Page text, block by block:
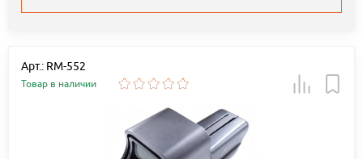
Арт.: RM-552
Товар в наличии